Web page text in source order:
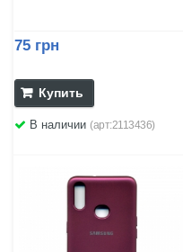
75 грн
Купить
В наличии (арт:2113436)